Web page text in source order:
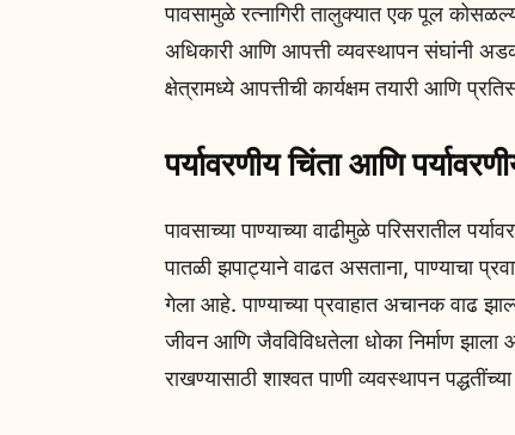
पावसामुळे रत्नागिरी तालुक्यात एक पूल
अधिकारी आणि आपत्ती व्यवस्थापन संघांनी
क्षेत्रामध्ये आपत्तीची कार्यक्षम तयारी आणि
पर्यावरणीय चिंता आणि
पावसाच्या पाण्याच्या वाढीमुळे परिसरातील
पातळी झपाट्याने वाढत असताना, पाण्याचा
गेला आहे. पाण्याच्या प्रवाहात अचानक वाढ
जीवन आणि जैवविविधतेला धोका निर्माण झाला
राखण्यासाठी शाश्वत पाणी व्यवस्थापन